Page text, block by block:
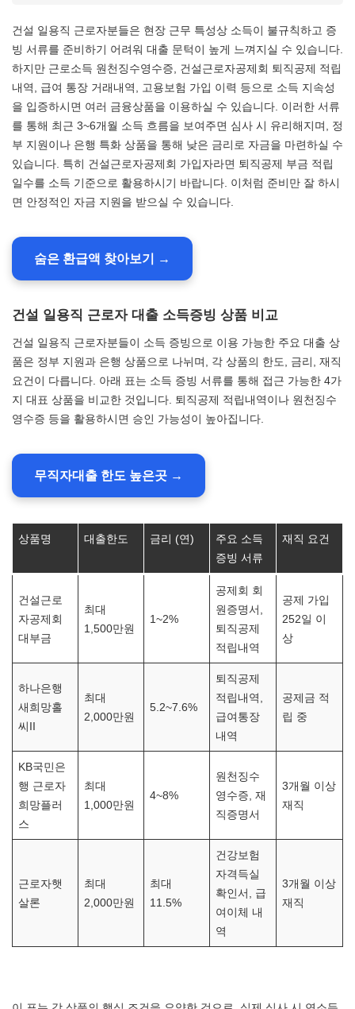
건설 일용직 근로자분들은 현장 근무 특성상 소득이 불규칙하고 증
빙 서류를 준비하기 어려워 대출 문턱이 높게 느껴지실 수 있습니다.
하지만 근로소득 원천징수영수증, 건설근로자공제회 퇴직공제 적립
내역, 급여 통장 거래내역, 고용보험 가입 이력 등으로 소득 지속성
을 입증하시면 여러 금융상품을 이용하실 수 있습니다. 이러한 서류
를 통해 최근 3~6개월 소득 흐름을 보여주면 심사 시 유리해지며, 정
부 지원이나 은행 특화 상품을 통해 낮은 금리로 자금을 마련하실 수
있습니다. 특히 건설근로자공제회 가입자라면 퇴직공제 부금 적립
일수를 소득 기준으로 활용하시기 바랍니다. 이처럼 준비만 잘 하시
면 안정적인 자금 지원을 받으실 수 있습니다.
숨은 환급액 찾아보기 →
건설 일용직 근로자 대출 소득증빙 상품 비교
건설 일용직 근로자분들이 소득 증빙으로 이용 가능한 주요 대출 상
품은 정부 지원과 은행 상품으로 나뉘며, 각 상품의 한도, 금리, 재직
요건이 다릅니다. 아래 표는 소득 증빙 서류를 통해 접근 가능한 4가
지 대표 상품을 비교한 것입니다. 퇴직공제 적립내역이나 원천징수
영수증 등을 활용하시면 승인 가능성이 높아집니다.
무직자대출 한도 높은곳 →
상품명 대출한도 금리 (연)
주요 소득
증빙 서류
재직 요건
건설근로
자공제회
대부금
최대
1,500만원
1~2%
공제회 회
원증명서,
퇴직공제
적립내역
공제 가입
252일 이
상
하나은행
새희망홀
씨II
최대
2,000만원
5.2~7.6%
퇴직공제
적립내역,
급여통장
내역
공제금 적
립 중
KB국민은
행 근로자
희망플러
스
최대
1,000만원
4~8%
원천징수
영수증, 재
직증명서
3개월 이상
재직
근로자햇
살론
최대
2,000만원
최대
11.5%
건강보험
자격득실
확인서, 급
여이체 내
역
3개월 이상
재직